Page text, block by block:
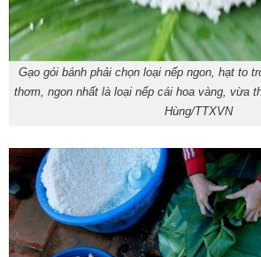
Gạo gói bánh phải chọn loại nếp ngon, hạt to
thơm, ngon nhất là loại nếp cái hoa vàng, vừa
Hùng/TTXVN